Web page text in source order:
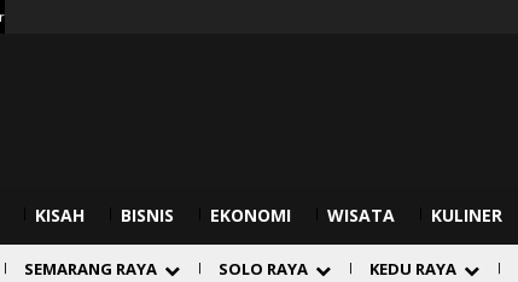
KISAH BISNIS EKONOMI WISATA KULINER
SEMARANG RAYA SOLO RAYA KEDU RAYA